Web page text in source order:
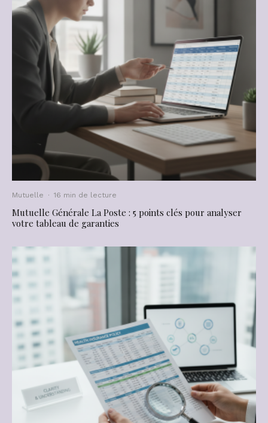
Mutuelle · 16 min de lecture
Mutuelle Générale La Poste : 5 points clés pour analyser
votre tableau de garanties